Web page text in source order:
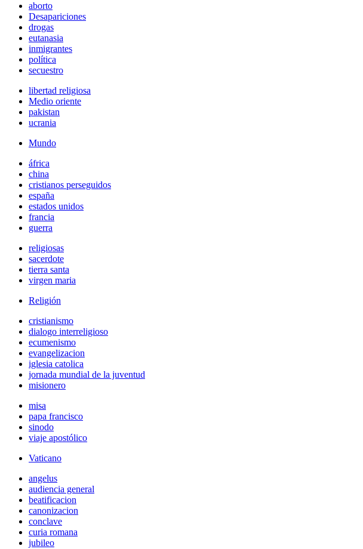
aborto
Desapariciones
drogas
eutanasia
inmigrantes
política
secuestro
libertad religiosa
Medio oriente
pakistan
ucrania
Mundo
áfrica
china
cristianos perseguidos
españa
estados unidos
francia
guerra
religiosas
sacerdote
tierra santa
virgen maria
Religión
cristianismo
dialogo interreligioso
ecumenismo
evangelizacion
iglesia catolica
jornada mundial de la juventud
misionero
misa
papa francisco
sinodo
viaje apostólico
Vaticano
angelus
audiencia general
beatificacion
canonizacion
conclave
curia romana
jubileo